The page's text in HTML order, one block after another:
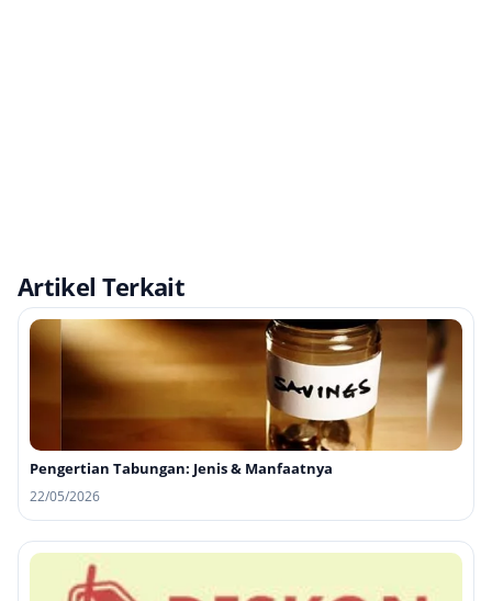
Artikel Terkait
Pengertian Tabungan: Jenis & Manfaatnya
22/05/2026